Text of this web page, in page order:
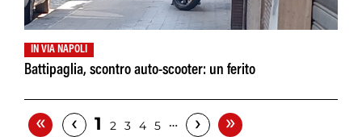
IN VIA NAPOLI
Battipaglia, scontro auto-scooter: un ferito
« ‹ 1 2 3 4 5 … › »